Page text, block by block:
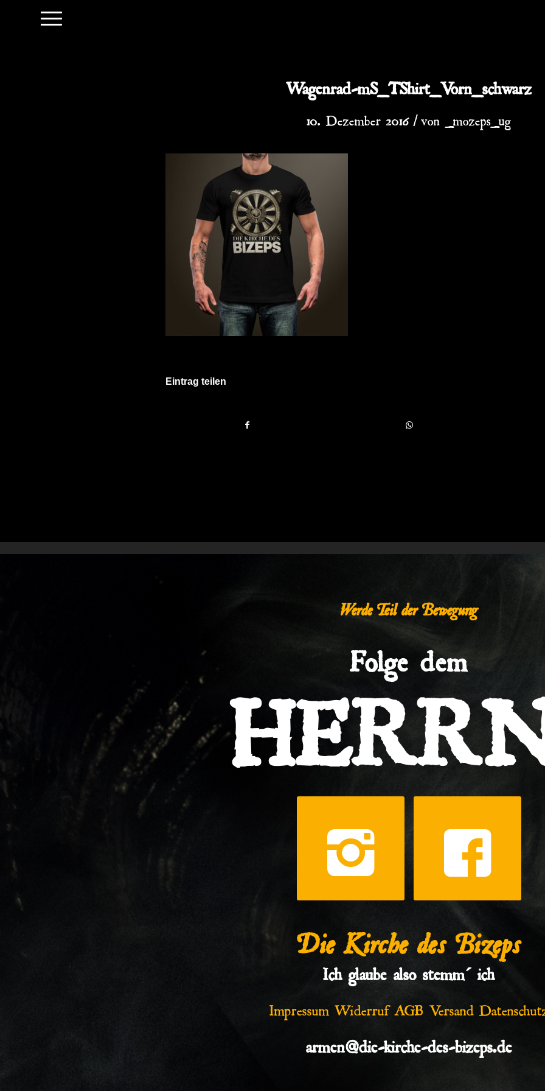
Wagenrad-mS_TShirt_Vorn_schwarz
10. Dezember 2016 /
Eintrag teilen
Werde Teil der Bewegung
Folge dem
Die Kirche des Bizeps
Ich glaube also stemm´ ich
Impressum Widerruf AGB Versand
armen@die-kirche-des-bizeps.de